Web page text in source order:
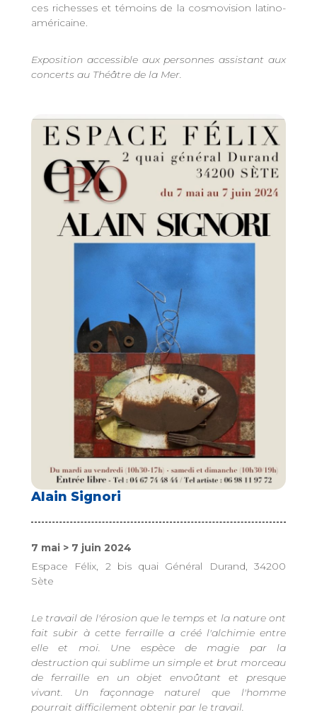
ces richesses et témoins de la cosmovision latino-
américaine.
Exposition accessible aux personnes assistant aux
concerts au Théâtre de la Mer.
Alain Signori
7 mai > 7 juin 2024
Espace Félix, 2 bis quai Général Durand, 34200
Sète
Le travail de l'érosion que le temps et la nature ont
fait subir à cette ferraille a créé l'alchimie entre
elle et moi. Une espèce de magie par la
destruction qui sublime un simple et brut morceau
de ferraille en un objet envoûtant et presque
vivant. Un façonnage naturel que l'homme
pourrait difficilement obtenir par le travail.